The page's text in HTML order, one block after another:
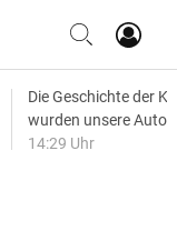
Die Geschichte der
wurden unsere
14:29 Uhr